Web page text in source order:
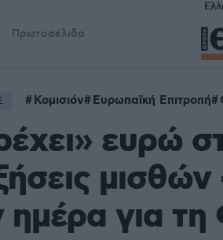
Πρωτοσέλιδα
Κομισιόν Ευρωπαϊκή Επιτροπή
ευρώ
ημέρα για